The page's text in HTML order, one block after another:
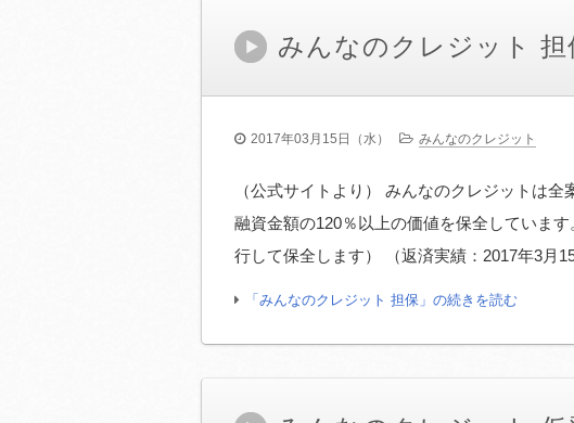
みんなのクレジット 担
2017年03月15日（水） みんなのクレジット
（公式サイトより） みんなのクレジットは
融資金額の120％以上の価値を保全していま
行して保全します） （返済実績：2017年3月
「みんなのクレジット 担保」の続きを読む